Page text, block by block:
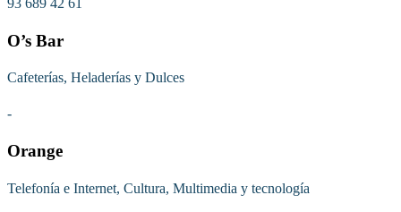
93 689 42 61
O’s Bar
Cafeterías, Heladerías y Dulces
-
Orange
Telefonía e Internet, Cultura, Multimedia y tecnología